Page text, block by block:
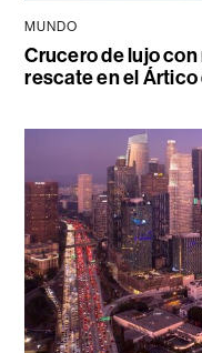
MUNDO
Crucero de lujo
rescate en el